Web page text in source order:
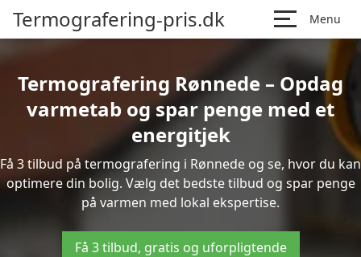
Termografering-pris.dk Menu
Termografering Rønnede – Opdag
varmetab og spar penge med et
energitjek
Få 3 tilbud på termografering i Rønnede og se, hvor du kan
optimere din bolig. Vælg det bedste tilbud og spar penge
på varmen med lokal ekspertise.
Få 3 tilbud, gratis og uforpligtende